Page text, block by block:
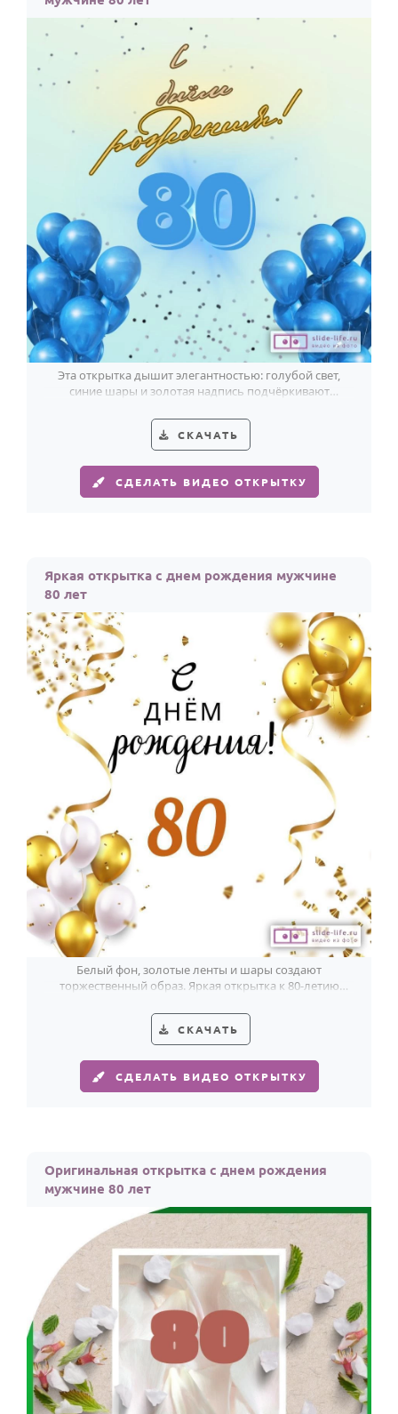
Эта открытка дышит элегантностью: голубой свет,
синие шары и золотая надпись подчёркивают
СКАЧАТЬ
СДЕЛАТЬ ВИДЕО ОТКРЫТКУ
Яркая открытка с днем рождения мужчине
80 лет
Белый фон, золотые ленты и шары создают
торжественный образ. Яркая открытка к 80-летию
СКАЧАТЬ
СДЕЛАТЬ ВИДЕО ОТКРЫТКУ
Оригинальная открытка с днем рождения
мужчине 80 лет